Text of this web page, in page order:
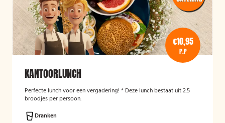
€10,95
P.P
KANTOORLUNCH
Perfecte lunch voor een vergadering! * Deze lunch bestaat uit 2.5
broodjes per persoon.
Dranken